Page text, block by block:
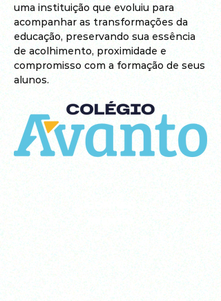
uma instituição que evoluiu para
acompanhar as transformações da
educação, preservando sua essência
de acolhimento, proximidade e
compromisso com a formação de seus
alunos.
CONHEC
IMENTO